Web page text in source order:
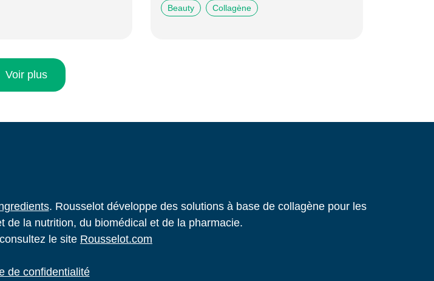
Beauty Collagène
Voir plus
. Rousselot développe des solutions à base de collagène pour les
de la nutrition, du biomédical et de la pharmacie.
le site Rousselot.com
de confidentialité